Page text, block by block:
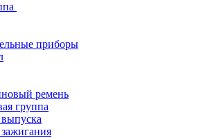
приборы
ремень
группа